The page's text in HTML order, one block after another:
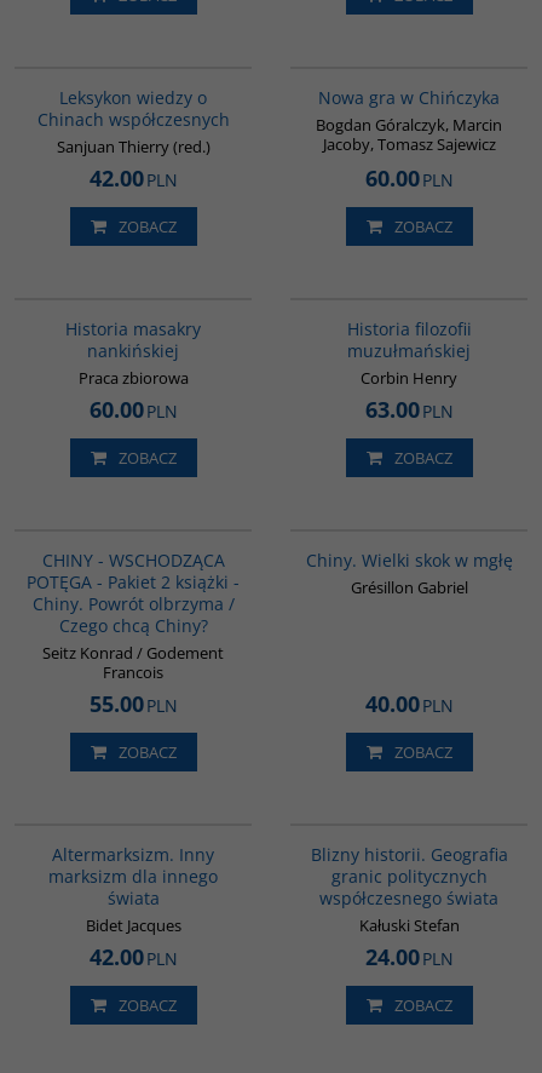
Leksykon wiedzy o
Chinach współczesnych
Sanjuan Thierry (red.)
42.00PLN
ZOBACZ
Nowa gra w Chińczyka
Bogdan Góralczyk, Marcin
Jacoby, Tomasz Sajewicz
60.00PLN
ZOBACZ
Historia masakry
nankińskiej
Praca zbiorowa
60.00PLN
ZOBACZ
Historia filozofii
muzułmańskiej
Corbin Henry
63.00PLN
ZOBACZ
CHINY - WSCHODZĄCA
POTĘGA - Pakiet 2 książki -
Chiny. Powrót olbrzyma /
Czego chcą Chiny?
Seitz Konrad / Godement
Francois
55.00PLN
ZOBACZ
Chiny. Wielki skok w mgłę
Grésillon Gabriel
40.00PLN
ZOBACZ
Altermarksizm. Inny
marksizm dla innego
świata
Bidet Jacques
42.00PLN
ZOBACZ
Blizny historii. Geografia
granic politycznych
współczesnego świata
Kałuski Stefan
24.00PLN
ZOBACZ